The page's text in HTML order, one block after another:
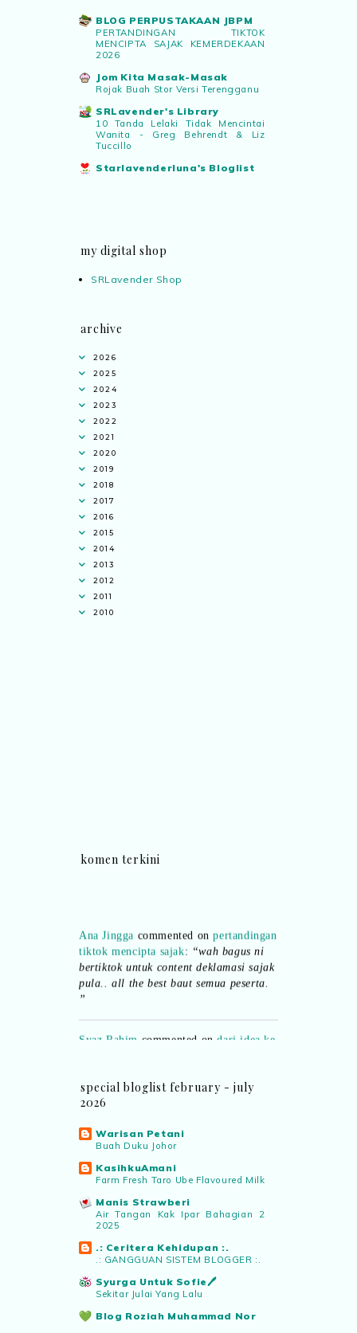
BLOG PERPUSTAKAAN JBPM
PERTANDINGAN TIKTOK
MENCIPTA SAJAK KEMERDEKAAN
2026
Jom Kita Masak-Masak
Rojak Buah Stor Versi Terengganu
SRLavender's Library
10 Tanda Lelaki Tidak Mencintai
Wanita - Greg Behrendt & Liz
Tuccillo
Starlavenderluna's Bloglist
my digital shop
SRLavender Shop
archive
2026
2025
2024
2023
2022
2021
2020
2019
2018
2017
2016
2015
2014
2013
2012
2011
2010
komen terkini
tiktok mencipta sajak:“wah bagus ni
bertiktok untuk content deklamasi sajak
pula.. all the best baut semua peserta.
”
Syaz Rahimcommented ondari idea ke
realiti mencipta permainan:“Selain
dan teknologi digital terbaik!”
Syaz Rahim
commented on
pertandingan tiktok mencipta sajak
“Menarik sungguh Pertandingan TikTok
Mencipta Sajak Kemerdekaan 2026 dari
bakat puisi kebangsaan dan
patriotisme.”
Eyma Balkishcommented on
pertandingan tiktok mencipta sajak
“Menarik..tapi lama tak mengarang
rasa kurang ideanya.”
special bloglist february - july
2026
Warisan Petani
Buah Duku Johor
KasihkuAmani
Farm Fresh Taro Ube Flavoured Milk
Manis Strawberi
Air Tangan Kak Ipar Bahagian 2
2025
.: Ceritera Kehidupan :.
.: GANGGUAN SISTEM BLOGGER :.
Syurga Untuk Sofie🖊️
Sekitar Julai Yang Lalu
Blog Roziah Muhammad Nor